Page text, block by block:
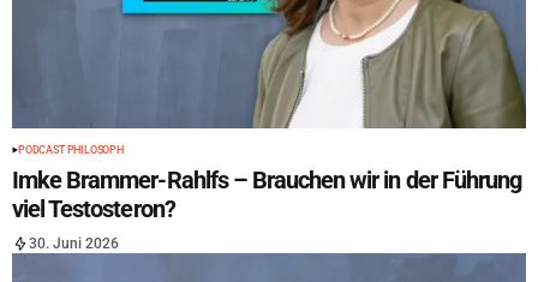
PODCAST PHILOSOPH
Imke Brammer-Rahlfs – Brauchen wir in der Führung
viel Testosteron?
30. Juni 2026